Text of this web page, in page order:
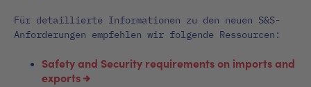
Für detaillierte Informationen zu den neuen S&S-
Anforderungen empfehlen wir folgende Ressourcen:
Safety and Security requirements on imports and
exports